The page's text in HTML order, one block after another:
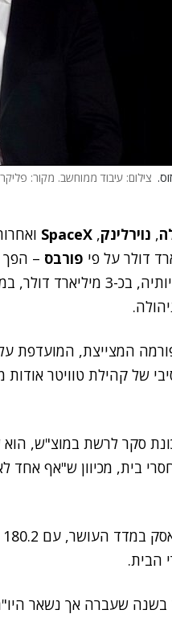
צילום: עיבוד ממוחשב. מקור: פליקר
, נוירלינק,
SpaceX
פורבס – הפך
, אחרי שרכש 9.2% ממניותיה,
המצייצת, המועדפת
של קהילת טוויטר אודות
סקר לרשת במוצ"ש,
בית, מכיוון ש"אף אחד
הבית.
בשנה שעברה אך נשאר